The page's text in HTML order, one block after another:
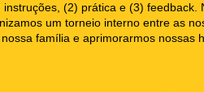
(2) prática e (3) feedback.
um torneio interno entre as
família e aprimorarmos nossas